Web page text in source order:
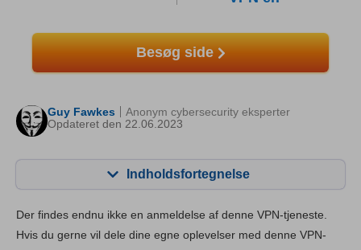
Besøg side
Guy Fawkes
Opdateret den 22.06.2023
Anonym cybersecurity eksperter
Indholdsfortegnelse
Nøglefunktioner 7.6
Der findes endnu ikke en anmeldelse af denne VPN-tjeneste.
Hvis du gerne vil dele dine egne oplevelser med denne VPN-